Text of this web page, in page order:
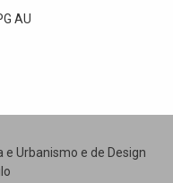
AU
Urbanismo e de Design